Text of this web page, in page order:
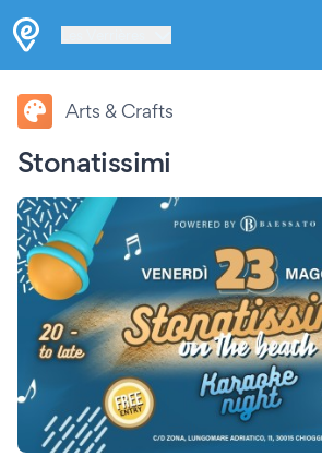
Stonatissimi
Arts & Crafts